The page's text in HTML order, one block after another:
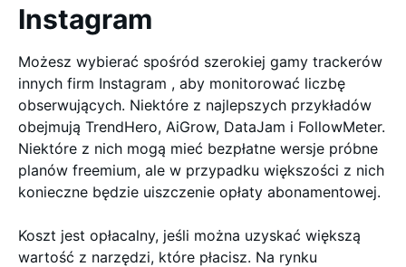
Instagram
Możesz wybierać spośród szerokiej gamy trackerów
innych firm Instagram , aby monitorować liczbę
obserwujących. Niektóre z najlepszych przykładów
obejmują TrendHero, AiGrow, DataJam i FollowMeter.
Niektóre z nich mogą mieć bezpłatne wersje próbne
planów freemium, ale w przypadku większości z nich
konieczne będzie uiszczenie opłaty abonamentowej.
Koszt jest opłacalny, jeśli można uzyskać większą
wartość z narzędzi, które płacisz. Na rynku